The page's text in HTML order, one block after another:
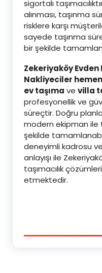
sigortalı
alınması, taşınma
risklere karşı
sayede taşınma
bir şekilde
Zekeriyaköy Evden
Nakliyeciler
ev taşıma ve villa
profesyonellik ve
süreçtir. Doğru
modern ekipman ile
şekilde
deneyimli kadrosu
anlayışı ile
taşımacılık
etmektedir.